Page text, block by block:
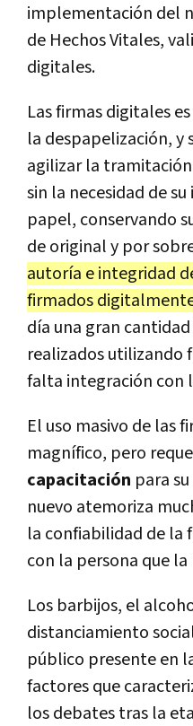
implementación del
de Hechos Vitales,
digitales.
Las firmas digitales
la despapelización,
agilizar la
sin la necesidad de
papel, conservando
de original y por
autoría e integridad
firmados
día una gran
realizados utilizando
falta integración con
El uso masivo de las
magnífico, pero
capacitación para
nuevo atemoriza
la confiabilidad de la
con la persona que
Los barbijos, el
distanciamiento
público presente en
factores que
los debates tras la